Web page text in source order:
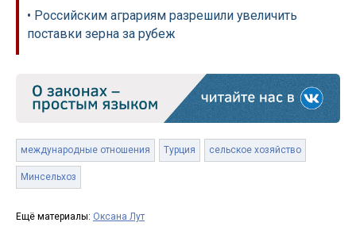
• Российским аграриям разрешили увеличить
поставки зерна за рубеж
международные отношения Турция сельское хозяйство
Минсельхоз
Ещё материалы: Оксана Лут